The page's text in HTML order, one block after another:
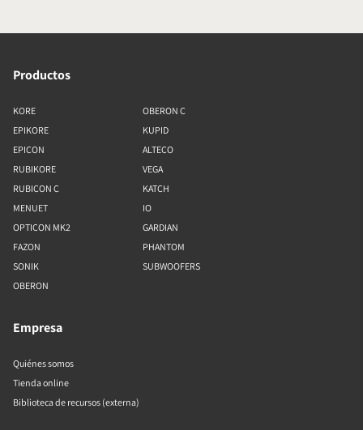
Productos
KORE
EPIKORE
EPICON
RUBIKORE
RUBICON C
MENUET
OPTICON MK2
FAZON
SONIK
OBERON
OBERON C
KUPID
ALTECO
VEGA
KATCH
IO
GARDIAN
PHANTOM
SUBWOOFERS
Empresa
Quiénes somos
Tienda online
Biblioteca de recursos (externa)